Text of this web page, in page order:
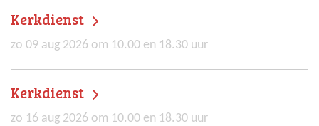
Kerkdienst
zo 09 aug 2026 om 10.00 en 18.30 uur
Kerkdienst
zo 16 aug 2026 om 10.00 en 18.30 uur